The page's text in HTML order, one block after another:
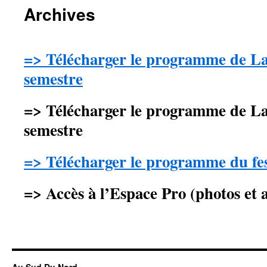
Archives
=> Télécharger le programme de
semestre
=> Télécharger le programme de
semestre
=> Télécharger le programme du
=> Accès à l’Espace Pro (photos et